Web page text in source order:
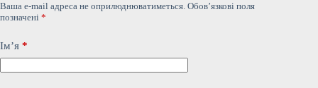
Ваша e-mail адреса не оприлюднюватиметься. Обов’язкові поля
позначені *
Ім’я *